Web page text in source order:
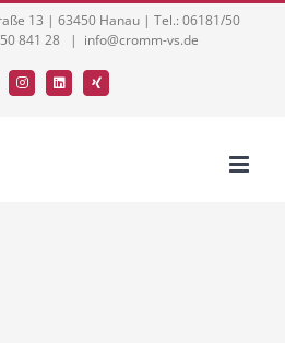
13 | 63450 Hanau | Tel.: 06181/50
841 28
| info@cromm-vs.de
InstagramLinkedInXing